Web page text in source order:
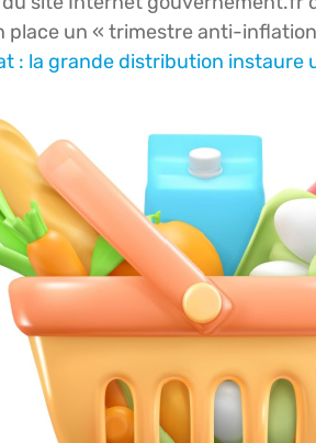
place un « trimestre anti-
: la grande distribution